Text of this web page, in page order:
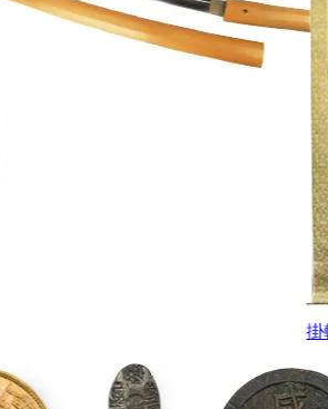
掛